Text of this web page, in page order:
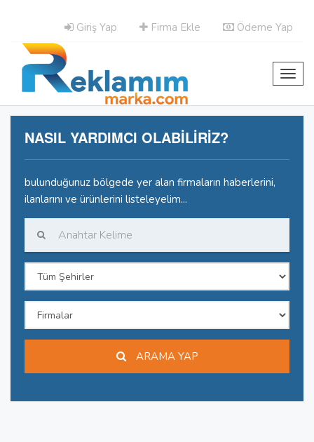
Giriş Yap Firma Ekle Ödeme Yap
NASIL YARDIMCI OLABİLİRİZ?
bulunduğunuz bölgede yer alan firmaların haberlerini,
ilanlarını ve ürünlerini listeleyelim...
ARAMA YAP